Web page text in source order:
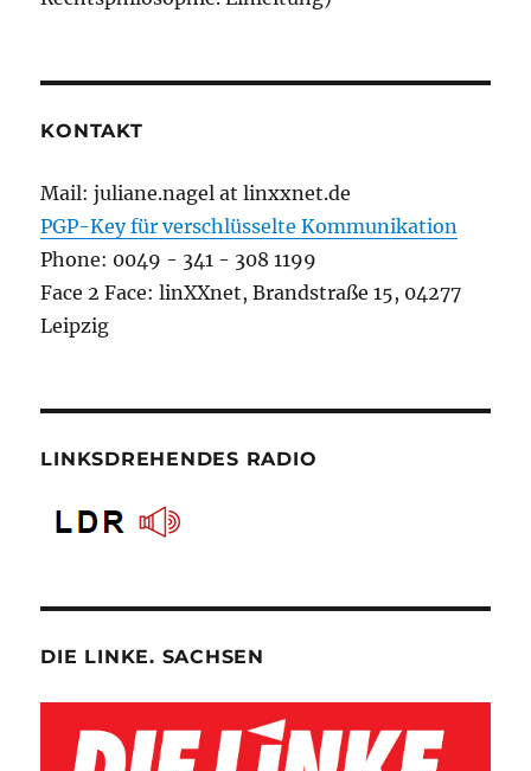
KONTAKT
Mail: juliane.nagel at linxxnet.de
PGP-Key für verschlüsselte Kommunikation
Phone: 0049 - 341 - 308 1199
Face 2 Face: linXXnet, Brandstraße 15, 04277
Leipzig
LINKSDREHENDES RADIO
DIE LINKE. SACHSEN